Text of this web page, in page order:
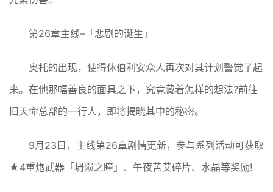
第26章主线–「悲剧的诞生」
奥托的出现，使得休伯利安众人再次对其计划警觉了起
来。在他那幅善良的面具之下，究竟藏着怎样的想法?前往
旧天命总部的一行人，即将揭晓其中的秘密。
9月23日，主线第26章剧情更新，参与系列活动可获取
★4重炮武器「坍陨之瞳」、午夜苦艾碎片、水晶等奖励!